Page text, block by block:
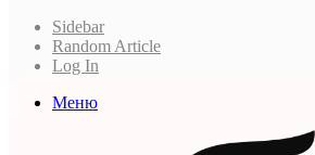
Sidebar
Random Article
Log In
Меню